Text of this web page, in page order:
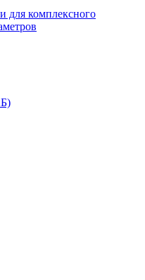
для комплексного